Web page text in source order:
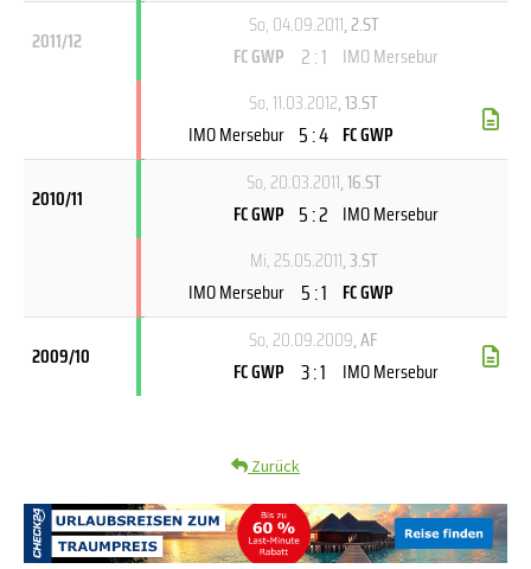
2011/12
So, 04.09.2011, 2.ST
FC GWP
2 : 1 IMO Mersebur
So, 11.03.2012, 13.ST
IMO Mersebur 5 : 4 FC GWP
2010/11
So, 20.03.2011, 16.ST
FC GWP 5 : 2 IMO Mersebur
Mi, 25.05.2011, 3.ST
IMO Mersebur 5 : 1 FC GWP
2009/10
So, 20.09.2009, AF
FC GWP 3 : 1 IMO Mersebur
Zurück